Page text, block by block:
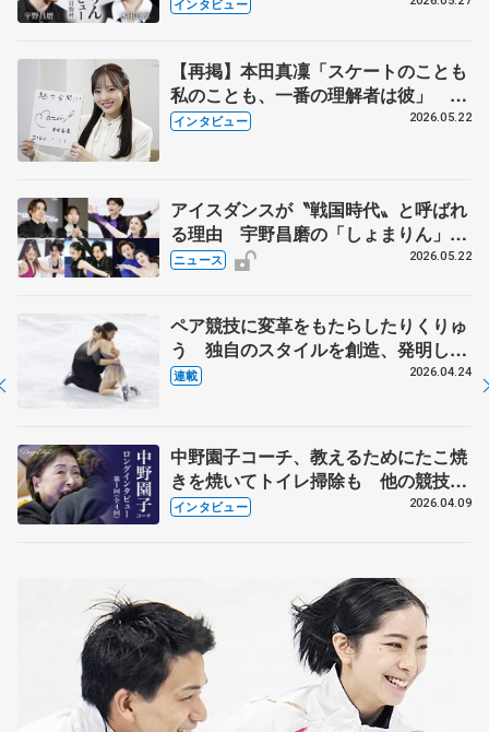
インタビュー
【再掲】本田真凜「スケートのことも
私のことも、一番の理解者は彼」 引
退時の単独インタビューで語った競技
インタビュー 2026.05.22
アイスダンスが〝戦国時代〟と呼ばれ
る理由 宇野昌磨の「しょまりん」ら
実力者が相次いで参戦 国内の競争激
ニュース 2026.05.22
ペア競技に変革をもたらしたりくりゅ
う 独自のスタイルを創造、発明した
【引退発表後②】
連載 2026.04.24
中野園子コーチ、教えるためにたこ焼
きを焼いてトイレ掃除も 他の競技に
も通用するという坂本花織の筋肉
インタビュー 2026.04.09